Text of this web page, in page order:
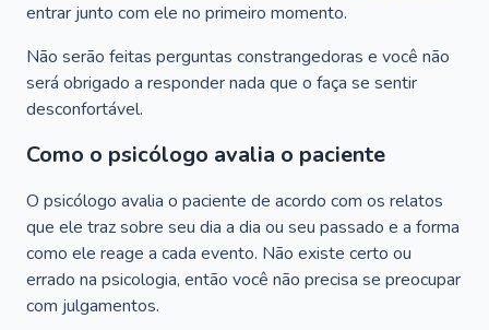
entrar junto com ele no primeiro momento.
Não serão feitas perguntas constrangedoras e você não
será obrigado a responder nada que o faça se sentir
desconfortável.
Como o psicólogo avalia o paciente
O psicólogo avalia o paciente de acordo com os relatos
que ele traz sobre seu dia a dia ou seu passado e a forma
como ele reage a cada evento. Não existe certo ou
errado na psicologia, então você não precisa se preocupar
com julgamentos.